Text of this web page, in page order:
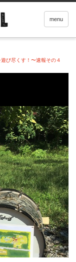
menu
び尽くす！〜速報その４